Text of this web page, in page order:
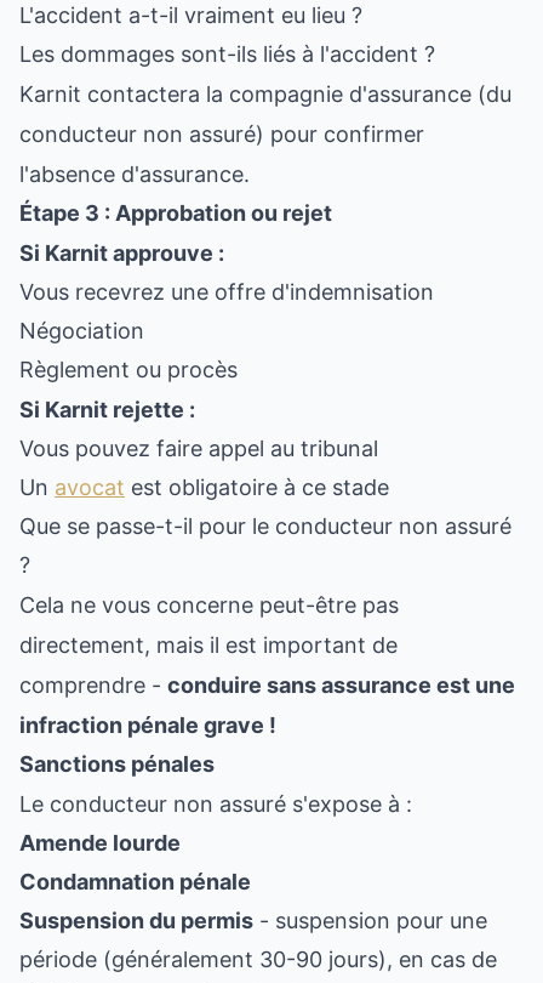
L'accident a-t-il vraiment eu lieu ?
Les dommages sont-ils liés à l'accident ?
Karnit contactera la compagnie d'assurance (du
conducteur non assuré) pour confirmer
l'absence d'assurance.
Étape 3 : Approbation ou rejet
Si Karnit approuve :
Vous recevrez une offre d'indemnisation
Négociation
Règlement ou procès
Si Karnit rejette :
Vous pouvez faire appel au tribunal
Un avocat est obligatoire à ce stade
Que se passe-t-il pour le conducteur non assuré
?
Cela ne vous concerne peut-être pas
directement, mais il est important de
comprendre - conduire sans assurance est une
infraction pénale grave !
Sanctions pénales
Le conducteur non assuré s'expose à :
Amende lourde
Condamnation pénale
Suspension du permis - suspension pour une
période (généralement 30-90 jours), en cas de